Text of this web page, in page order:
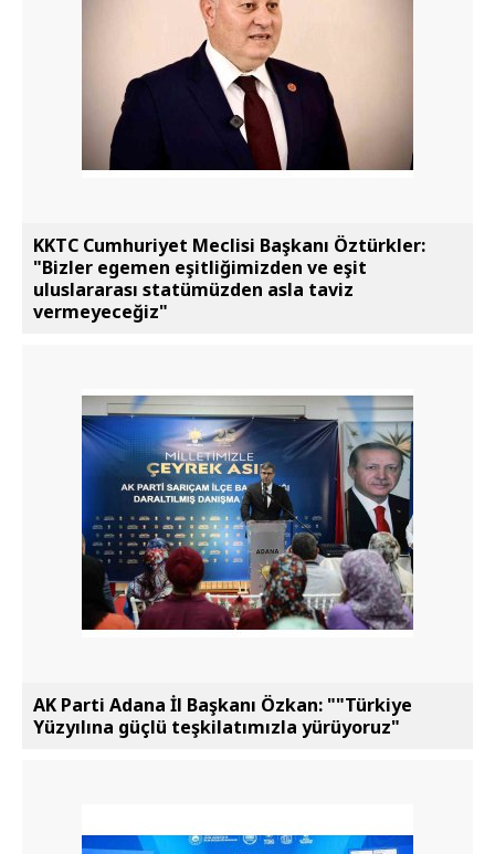
KKTC Cumhuriyet Meclisi Başkanı Öztürkler:
"Bizler egemen eşitliğimizden ve eşit
uluslararası statümüzden asla taviz
vermeyeceğiz"
AK Parti Adana İl Başkanı Özkan: ""Türkiye
Yüzyılına güçlü teşkilatımızla yürüyoruz"